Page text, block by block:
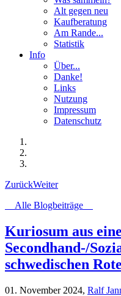
Alt gegen neu
Kaufberatung
Am Rande...
Statistik
Info
Über...
Danke!
Links
Nutzung
Impressum
Datenschutz
ZurückWeiter
Alle Blogbeiträge
Kuriosum aus
Secondhand-/
schwedischen
01. November 2024, Ralf